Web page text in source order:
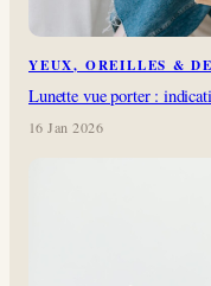
YEUX, OREILLES &
Lunette vue porter :
16 Jan 2026